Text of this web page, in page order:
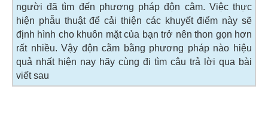
người đã tìm đến phương pháp độn cằm. Việc thực
hiện phẫu thuật để cải thiện các khuyết điểm này sẽ
định hình cho khuôn mặt của bạn trở nên thon gọn hơn
rất nhiều. Vậy độn cằm bằng phương pháp nào hiệu
quả nhất hiện nay hãy cùng đi tìm câu trả lời qua bài
viết sau